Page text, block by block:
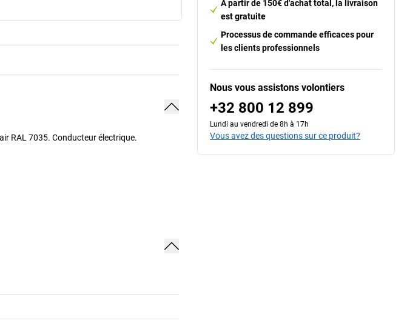
RAL 7035. Conducteur électrique.
A partir de 150€ d'achat total, la livraison
est gratuite
Processus de commande efficaces pour
les clients professionnels
Nous vous assistons volontiers
+32 800 12 899
Lundi au vendredi de 8h à 17h
Vous avez des questions sur ce produit?